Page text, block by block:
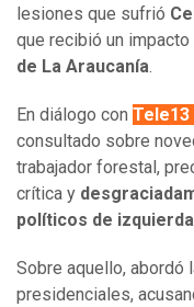
lesiones que sufrió
que recibió un impacto
de La Araucanía.
En diálogo con Tele13
consultado sobre
trabajador forestal,
crítica y
políticos de
Sobre aquello, abordó
presidenciales,